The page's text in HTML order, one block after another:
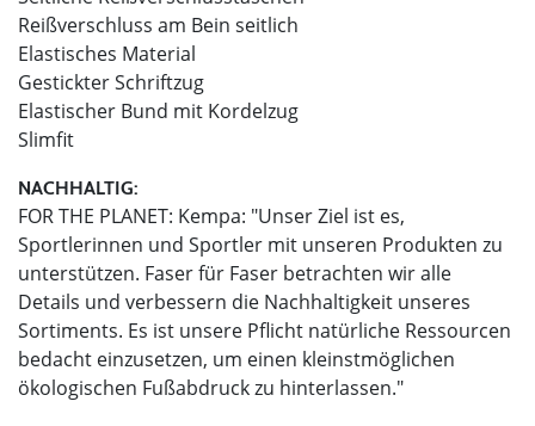
Reißverschluss am Bein seitlich
Elastisches Material
Gestickter Schriftzug
Elastischer Bund mit Kordelzug
Slimfit
NACHHALTIG:
FOR THE PLANET: Kempa: "Unser Ziel ist es,
Sportlerinnen und Sportler mit unseren Produkten zu
unterstützen. Faser für Faser betrachten wir alle
Details und verbessern die Nachhaltigkeit unseres
Sortiments. Es ist unsere Pflicht natürliche Ressourcen
bedacht einzusetzen, um einen kleinstmöglichen
ökologischen Fußabdruck zu hinterlassen."